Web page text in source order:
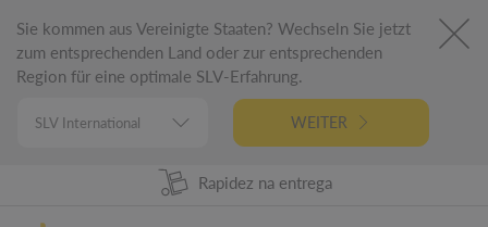
Sie kommen aus Vereinigte Staaten? Wechseln Sie jetzt
zum entsprechenden Land oder zur entsprechenden
Region für eine optimale SLV-Erfahrung.
WEITER
98% Disponibilidade dos produtos
Rapidez na entrega
5 anos garantia
Engenharia alemã